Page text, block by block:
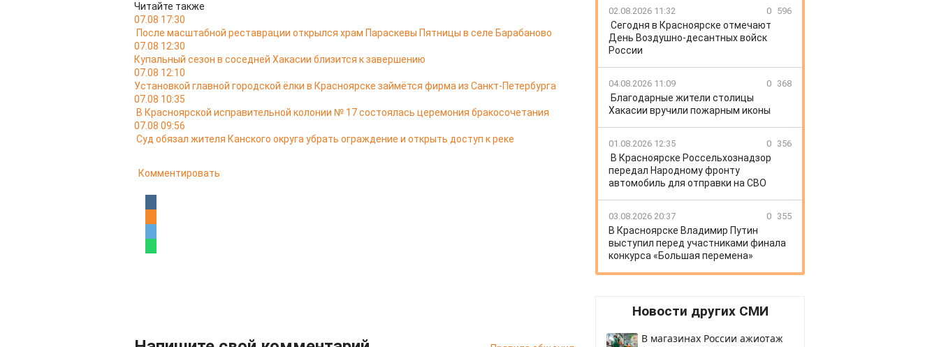
Читайте также
07.08 17:30
После масштабной реставрации открылся храм Параскевы Пятницы в селе Барабаново
07.08 12:30
Купальный сезон в соседней Хакасии близится к завершению
07.08 12:10
Установкой главной городской ёлки в Красноярске займётся фирма из Санкт-Петербурга
07.08 10:35
В Красноярской исправительной колонии № 17 состоялась церемония бракосочетания
07.08 09:56
Суд обязал жителя Канского округа убрать ограждение и открыть доступ к реке
Комментировать
02.08.2026 11:32 0 596
Сегодня в Красноярске отмечают
День Воздушно-десантных войск
России
04.08.2026 11:09 0 368
Благодарные жители столицы
Хакасии вручили пожарным иконы
01.08.2026 12:35 0 356
В Красноярске Россельхознадзор
передал Народному фронту
автомобиль для отправки на СВО
03.08.2026 20:37 0 355
В Красноярске Владимир Путин
выступил перед участниками финала
конкурса «Большая перемена»
Новости других СМИ
В магазинах России ажиотаж